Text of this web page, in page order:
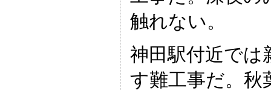
触れない。
神田駅付近では
す難工事だ。秋